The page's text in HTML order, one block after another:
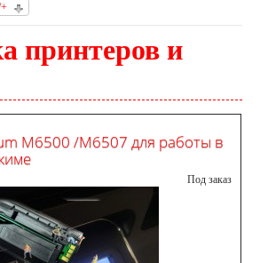
+
принтеров и
M6500 /M6507 для работы в
Под заказ